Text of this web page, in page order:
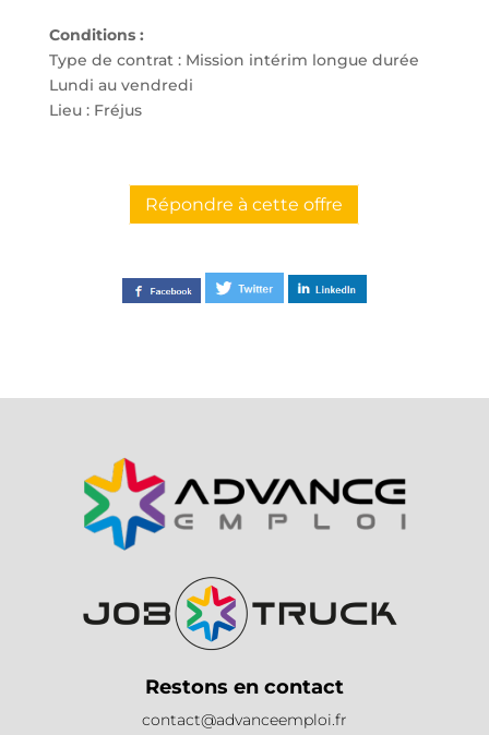
Conditions :
Type de contrat : Mission intérim longue durée
Lundi au vendredi
Lieu : Fréjus
Répondre à cette offre
Restons en contact
contact@advanceemploi.fr